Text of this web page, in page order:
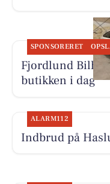
SPONSORERET
Fjordlund
butikken i dag
ALARM112
Indbrud på